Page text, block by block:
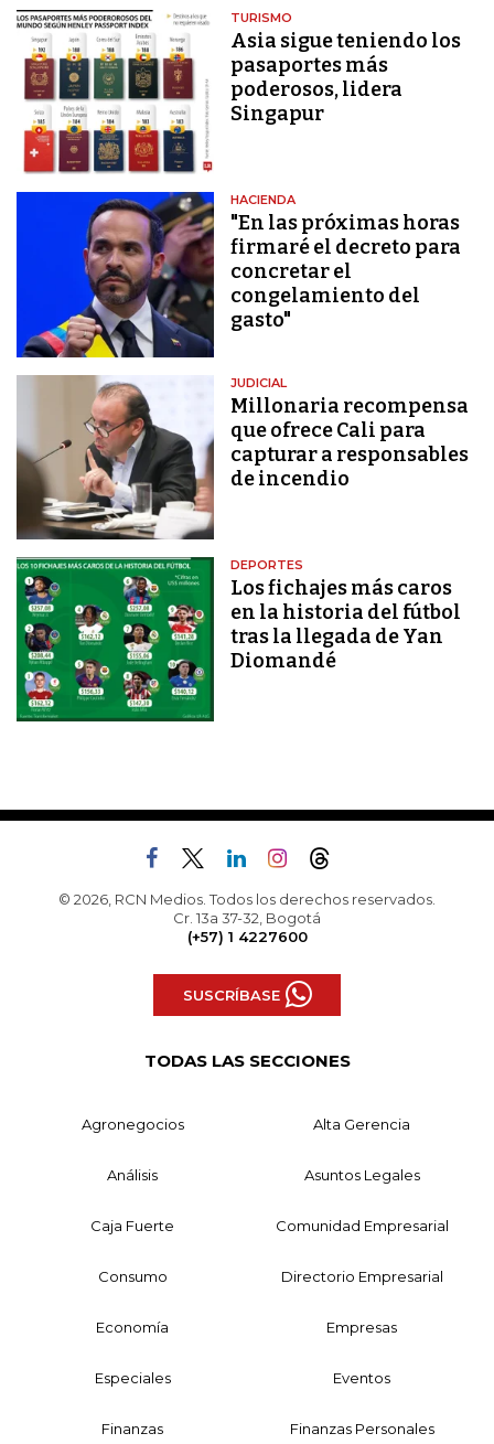
TURISMO
Asia sigue teniendo los
pasaportes más
poderosos, lidera
Singapur
HACIENDA
"En las próximas horas
firmaré el decreto para
concretar el
congelamiento del
gasto"
JUDICIAL
Millonaria recompensa
que ofrece Cali para
capturar a responsables
de incendio
DEPORTES
Los fichajes más caros
en la historia del fútbol
tras la llegada de Yan
Diomandé
© 2026, RCN Medios. Todos los derechos reservados.
Cr. 13a 37-32, Bogotá
(+57) 1 4227600
SUSCRÍBASE
TODAS LAS SECCIONES
Agronegocios Alta Gerencia
Análisis Asuntos Legales
Caja Fuerte Comunidad Empresarial
Consumo Directorio Empresarial
Economía Empresas
Especiales Eventos
Finanzas Finanzas Personales